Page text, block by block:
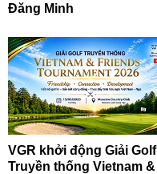
Đăng Minh
VGR khởi động Giải Golf
Truyền thống Vietnam &